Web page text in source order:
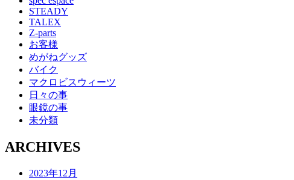
STEADY
TALEX
Z-parts
お客様
めがねグッズ
バイク
マクロビスウィーツ
日々の事
眼鏡の事
未分類
ARCHIVES
2023年12月